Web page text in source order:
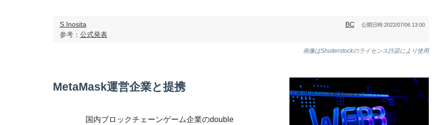
S.Inosita
参考： 公式発表
BC 公開日時:2022/07/06 13:00
画像はShutterstockのライセンス許諾により使用
MetaMask運営企業と提携
国内ブロックチェーンゲーム企業のdouble